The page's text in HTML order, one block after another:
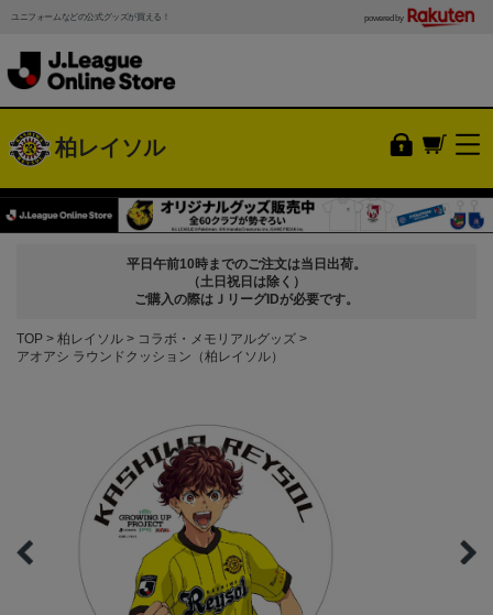
ユニフォームなどの公式グッズが買える！ powered by
柏レイソル
平日午前10時までのご注文は当日出荷。
（土日祝日は除く）
ご購入の際はＪリーグIDが必要です。
TOP 柏レイソル
コラボ・メモリアルグッズ
アオアシ ラウンドクッション（柏レイソル）